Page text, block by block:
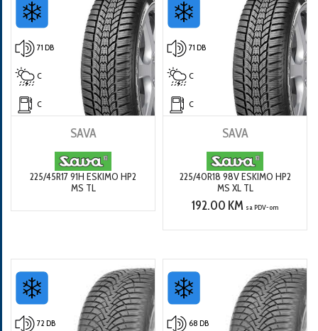
71 DB
C
C
SAVA
225/45R17 91H ESKIMO HP2
MS TL
71 DB
C
C
SAVA
225/40R18 98V ESKIMO HP2
MS XL TL
192.00 KM sa PDV-om
72 DB 68 DB